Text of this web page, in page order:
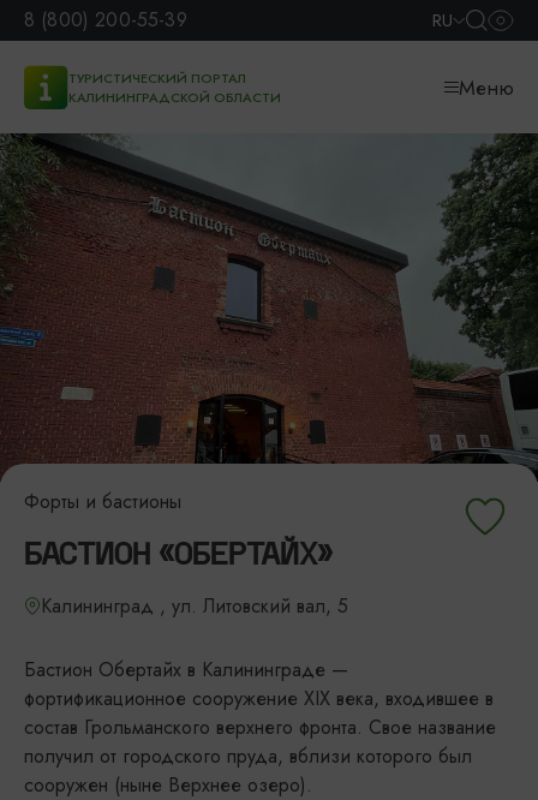
8 (800) 200-55-39 RU
ТУРИСТИЧЕСКИЙ ПОРТАЛ
КАЛИНИНГРАДСКОЙ ОБЛАСТИ
Меню
Форты и бастионы
БАСТИОН «ОБЕРТАЙХ»
Калининград , ул. Литовский вал, 5
Бастион Обертайх в Калининграде —
фортификационное сооружение XIX века, входившее в
состав Грольманского верхнего фронта. Свое название
получил от городского пруда, вблизи которого был
сооружен (ныне Верхнее озеро).